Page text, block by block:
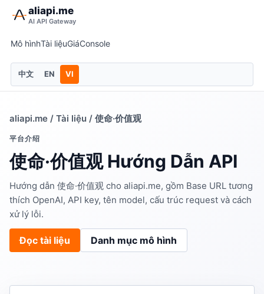
aliapi.me
AI API Gateway
Mô hìnhTài liệuGiáConsole
中文 EN VI
aliapi.me / Tài liệu / 使命·价值观
平台介绍
使命·价值观 Hướng Dẫn API
Hướng dẫn 使命·价值观 cho aliapi.me, gồm Base URL tương
thích OpenAI, API key, tên model, cấu trúc request và cách
xử lý lỗi.
Đọc tài liệu Danh mục mô hình